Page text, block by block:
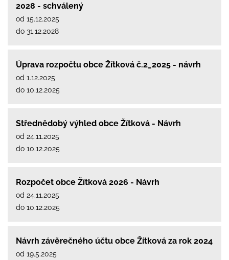
2028 - schválený
od 15.12.2025
do 31.12.2028
Úprava rozpočtu obce Žítková č.2_2025 - návrh
od 1.12.2025
do 10.12.2025
Střednědobý výhled obce Žítková - Návrh
od 24.11.2025
do 10.12.2025
Rozpočet obce Žítková 2026 - Návrh
od 24.11.2025
do 10.12.2025
Návrh závěrečného účtu obce Žítková za rok 2024
od 19.5.2025